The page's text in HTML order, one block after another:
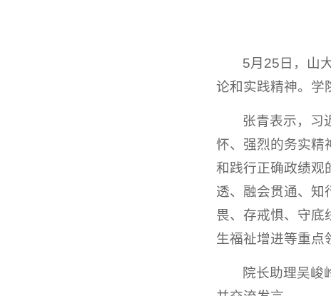
5月25日，山
论和实践精神。学
张青表示，习
怀、强烈的务实精
和践行正确政绩观
透、融会贯通、知
畏、存戒惧、守底
生福祉增进等重点
院长助理吴峻